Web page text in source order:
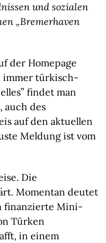
und sozialen
„Bremerhaven
der Homepage
immer türkisch-
findet man
auch des
auf den aktuellen
Meldung ist vom
Die
Momentan deutet
finanzierte Mini-
Türken
in einem